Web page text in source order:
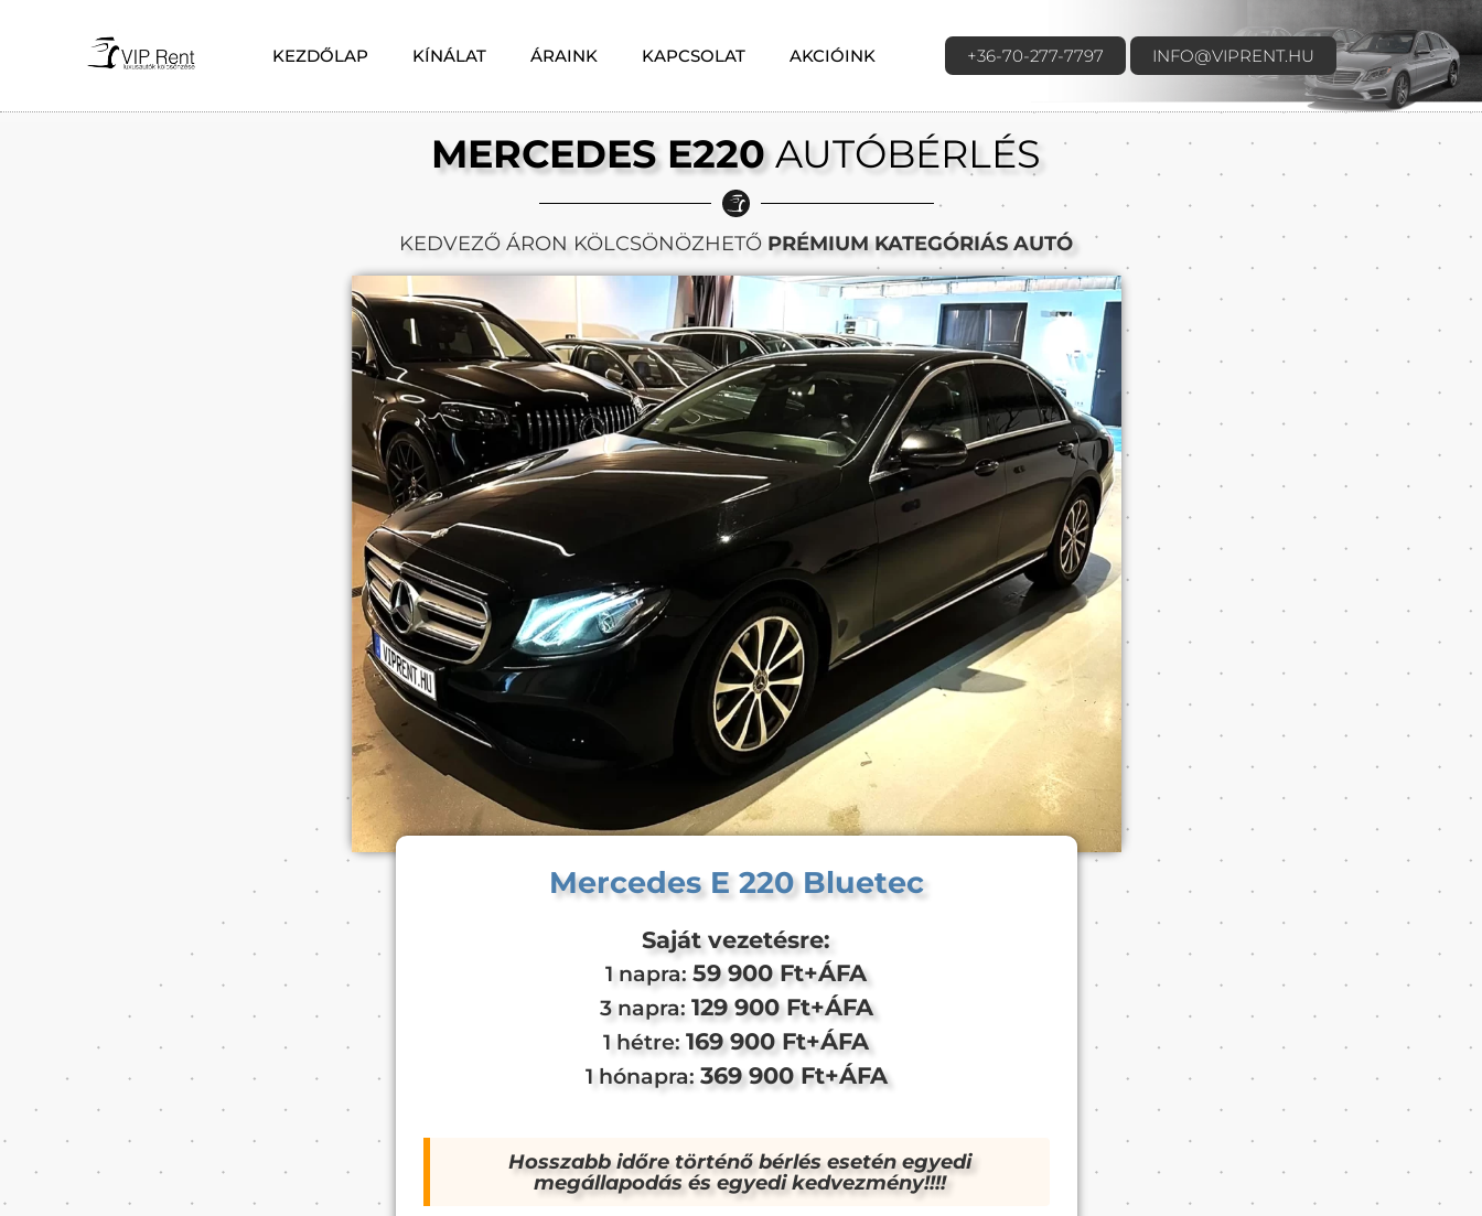
KEZDŐLAP KÍNÁLAT ÁRAINK KAPCSOLAT AKCIÓINK +36-70-277-7797 INFO@VIPRENT.HU
MERCEDES E220AUTÓBÉRLÉS
KEDVEZŐ ÁRON KÖLCSÖNÖZHETŐ PRÉMIUM KATEGÓRIÁS AUTÓ
Mercedes E 220 Bluetec
Saját vezetésre:
1 napra:59 900 Ft+ÁFA
3 napra: 129 900 Ft+ÁFA
1 hétre:169 900 Ft+ÁFA
1 hónapra: 369 900 Ft+ÁFA
Hosszabb időre történő bérlés esetén egyedi
megállapodás és egyedi kedvezmény!!!!